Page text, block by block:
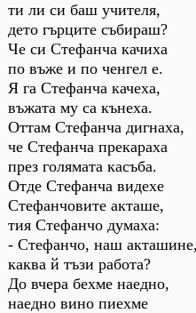
ти ли си баш учителя,
дето гърците събираш?
Че си Стефанча качиха
по въже и по ченгел е.
Я га Стефанча качеха,
въжата му са кънеха.
Оттам Стефанча дигнаха,
че Стефанча прекараха
през голямата касъба.
Отде Стефанча видехе
Стефанчовите акташе,
тия Стефанчо думаха:
- Стефанчо, наш
каква й тъзи работа?
До вчера бехме наедно,
наедно вино пиехме